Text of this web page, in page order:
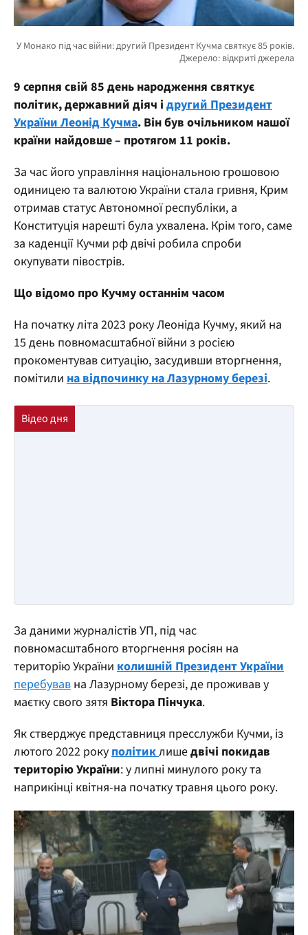
9 серпня свій 85 день народження святкує
політик, державний діяч і другий Президент
України Леонід Кучма. Він був очільником нашої
країни найдовше – протягом 11 років.
За час його управління національною грошовою
одиницею та валютою України стала гривня, Крим
отримав статус Автономної республіки, а
Конституція нарешті була ухвалена. Крім того, саме
за каденції Кучми рф двічі робила спроби
окупувати півострів.
Що відомо про Кучму останнім часом
На початку літа 2023 року Леоніда Кучму, який на
15 день повномасштабної війни з росією
прокоментував ситуацію, засудивши вторгнення,
помітили на відпочинку на Лазурному березі.
За даними журналістів УП, під час
повномасштабного вторгнення росіян на
територію України колишній Президент України
перебував на Лазурному березі, де проживав у
маєтку свого зятя Віктора Пінчука.
Як стверджує представниця пресслужби Кучми, із
лютого 2022 рокуполітиклишедвічі покидав
територію України: у липні минулого року та
наприкінці квітня-на початку травня цього року.